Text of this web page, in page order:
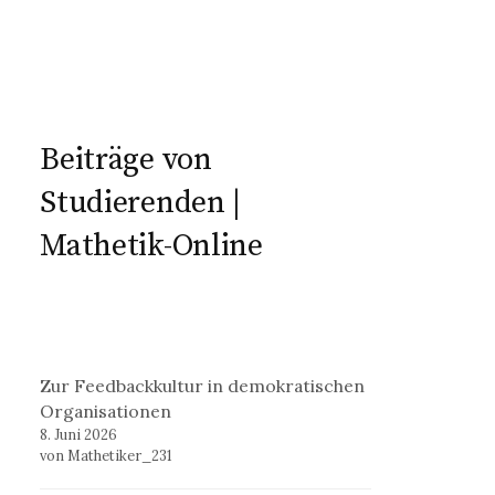
Beiträge von
Studierenden |
Mathetik-Online
Zur Feedbackkultur in demokratischen
Organisationen
8. Juni 2026
von Mathetiker_231